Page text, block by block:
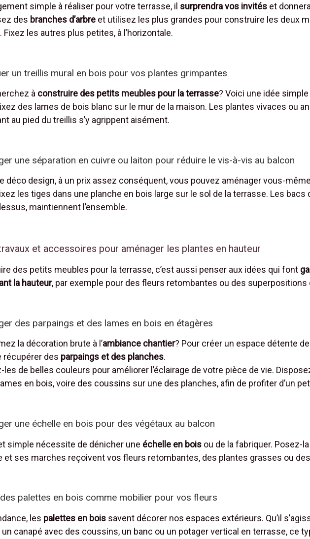
simple à réaliser pour votre terrasse, il surprendra vos invités et
des branches d’arbre et utilisez les plus grandes pour construire les deux
Fixez les autres plus petites, à l’horizontale.
un treillis mural en bois pour vos plantes grimpantes
à construire des petits meubles pour la terrasse? Voici une idée
des lames de bois blanc sur le mur de la maison. Les plantes vivaces ou
au pied du treillis s’y agrippent aisément.
une séparation en cuivre ou laiton pour réduire le vis-à-vis au balcon
déco design, à un prix assez conséquent, vous pouvez aménager vous-
les tiges dans une planche en bois large sur le sol de la terrasse. Les
maintiennent l’ensemble.
et accessoires pour aménager les plantes en hauteur
des petits meubles pour la terrasse, c’est aussi penser aux idées qui font
la hauteur, par exemple pour des fleurs retombantes ou des superpositions
des parpaings et des lames en bois en étagères
la décoration brute à l’ambiance chantier? Pour créer un espace détente
récupérer des parpaings et des planches.
les de belles couleurs pour améliorer l’éclairage de votre pièce de vie.
en bois, voire des coussins sur une des planches, afin de profiter d’un
une échelle en bois pour des végétaux au balcon
simple nécessite de dénicher une échelle en bois ou de la fabriquer. Posez-
et ses marches reçoivent vos fleurs retombantes, des plantes grasses ou
palettes en bois comme mobilier pour vos fleurs
les palettes en bois savent décorer nos espaces extérieurs. Qu’il
canapé avec des coussins, un banc ou un potager vertical en terrasse, ce